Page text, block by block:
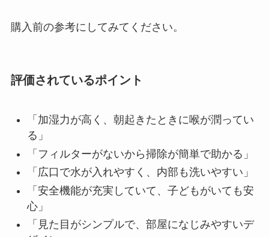
購入前の参考にしてみてください。
評価されているポイント
「加湿力が高く、朝起きたときに喉が潤ってい
る」
「フィルターがないから掃除が簡単で助かる」
「広口で水が入れやすく、内部も洗いやすい」
「安全機能が充実していて、子どもがいても安
心」
「見た目がシンプルで、部屋になじみやすいデ